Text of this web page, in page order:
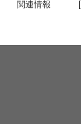
関連情報